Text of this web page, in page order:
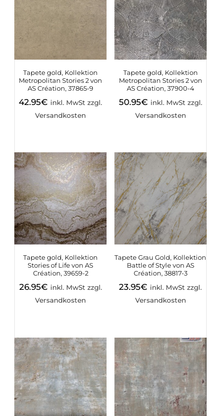
Tapete gold, Kollektion
Metropolitan Stories 2 von
AS Création, 37865-9
42.95€ inkl. MwSt zzgl.
Versandkosten
Tapete gold, Kollektion
Metropolitan Stories 2 von
AS Création, 37900-4
50.95€ inkl. MwSt zzgl.
Versandkosten
Tapete gold, Kollektion
Stories of Life von AS
Création, 39659-2
26.95€ inkl. MwSt zzgl.
Versandkosten
Tapete Grau Gold, Kollektion
Battle of Style von AS
Création, 38817-3
23.95€ inkl. MwSt zzgl.
Versandkosten